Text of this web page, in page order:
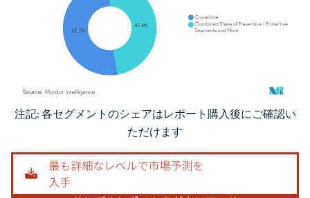
画像 © Mordor Intelligence。再利用にはCC BY 4.0の表示が必要です。
注記: 各セグメントのシェアはレポート購入後にご確認い
ただけます